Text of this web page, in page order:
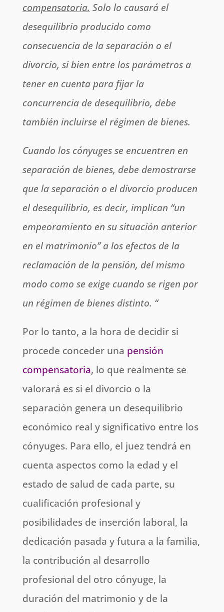
compensatoria. Solo lo causará el
desequilibrio producido como
consecuencia de la separación o el
divorcio, si bien entre los parámetros a
tener en cuenta para fijar la
concurrencia de desequilibrio, debe
también incluirse el régimen de bienes.
Cuando los cónyuges se encuentren en
separación de bienes, debe demostrarse
que la separación o el divorcio producen
el desequilibrio, es decir, implican “un
empeoramiento en su situación anterior
en el matrimonio” a los efectos de la
reclamación de la pensión, del mismo
modo como se exige cuando se rigen por
un régimen de bienes distinto. “
Por lo tanto, a la hora de decidir si
procede conceder una pensión
compensatoria, lo que realmente se
valorará es si el divorcio o la
separación genera un desequilibrio
económico real y significativo entre los
cónyuges. Para ello, el juez tendrá en
cuenta aspectos como la edad y el
estado de salud de cada parte, su
cualificación profesional y
posibilidades de inserción laboral, la
dedicación pasada y futura a la familia,
la contribución al desarrollo
profesional del otro cónyuge, la
duración del matrimonio y de la